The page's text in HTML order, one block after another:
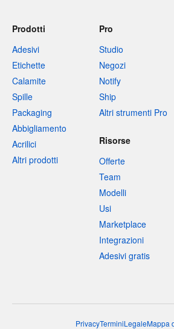
Prodotti
Adesivi
Etichette
Calamite
Spille
Packaging
Abbigliamento
Acrilici
Altri prodotti
Pro
Studio
Negozi
Notify
Ship
Altri strumenti Pro
Risorse
Offerte
Team
Modelli
Usi
Marketplace
Integrazioni
Adesivi gratis
PrivacyTerminiLegaleMappa